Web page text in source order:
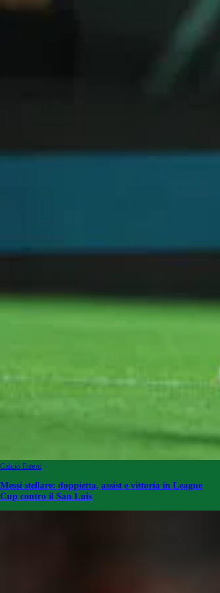
Calcio Estero
Messi stellare: doppietta, assist e vittoria in League
Cup contro il San Luis